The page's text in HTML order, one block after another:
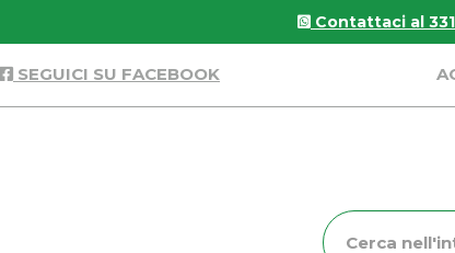
Contattaci al
SEGUICI SU FACEBOOK
Cerca
Prodotto